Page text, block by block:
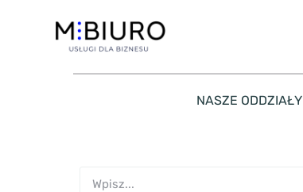
NASZE ODDZIAŁY